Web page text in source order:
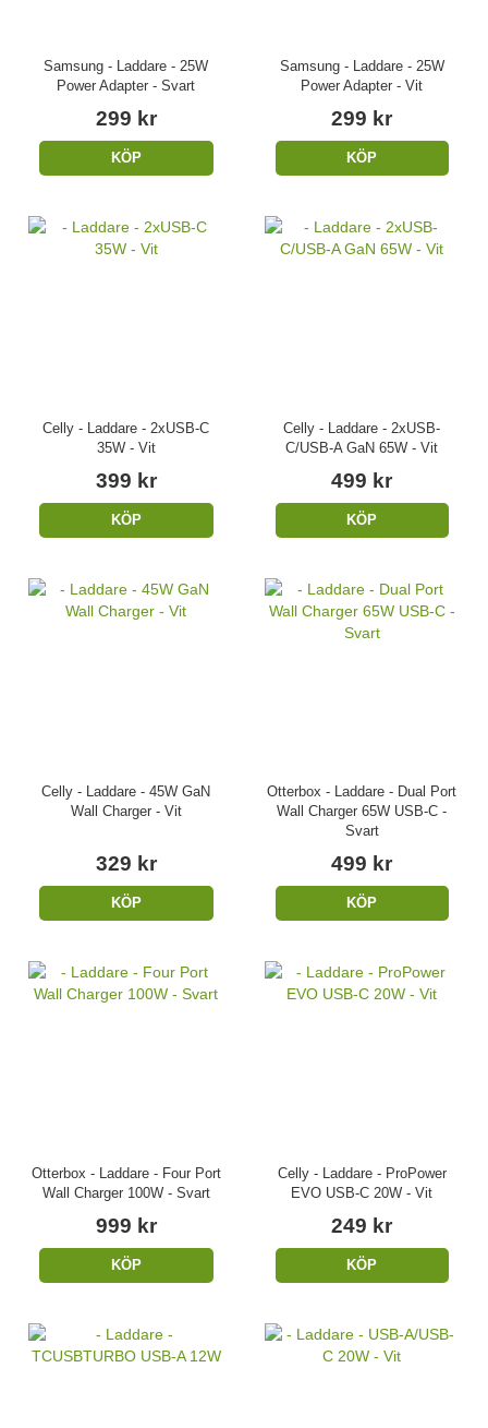
Samsung - Laddare - 25W
Power Adapter - Svart
299 kr
KÖP
Samsung - Laddare - 25W
Power Adapter - Vit
299 kr
KÖP
Celly - Laddare - 2xUSB-C
35W - Vit
399 kr
KÖP
Celly - Laddare - 2xUSB-
C/USB-A GaN 65W - Vit
499 kr
KÖP
Celly - Laddare - 45W GaN
Wall Charger - Vit
329 kr
KÖP
Otterbox - Laddare - Dual Port
Wall Charger 65W USB-C -
Svart
499 kr
KÖP
Otterbox - Laddare - Four Port
Wall Charger 100W - Svart
999 kr
KÖP
Celly - Laddare - ProPower
EVO USB-C 20W - Vit
249 kr
KÖP